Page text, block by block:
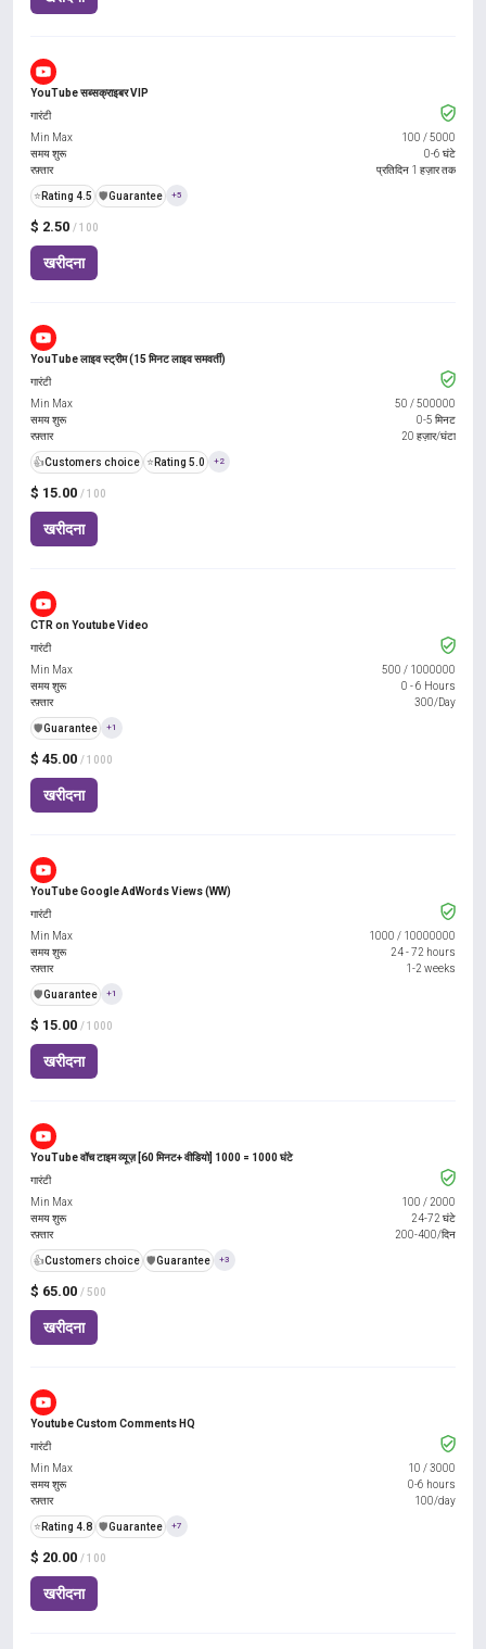
YouTube सब्सक्राइबर VIP
$ 2.50 / 100
खरीदना
गारंटी
Min Max
100 /5000
समय शुरू
0-6 घंटे
रफ़्तार
प्रतिदिन 1 हज़ार तक
⭐ Rating 4.5 ️🛡️Guarantee +5
YouTube लाइव स्ट्रीम (15 मिनट लाइव समवर्ती)
$ 15.00 / 100
खरीदना
गारंटी
Min Max
50 /500000
समय शुरू
0-5 मिनट
रफ़्तार
20 हज़ार/घंटा
👍Customers choice ⭐ Rating 5.0 +2
CTR on Youtube Video
$ 45.00 / 1000
खरीदना
गारंटी
Min Max
500 / 1000000
समय शुरू
0 - 6 Hours
रफ़्तार
300/Day
️🛡️Guarantee +1
YouTube Google AdWords Views (WW)
$ 15.00 / 1000
खरीदना
गारंटी
Min Max
1000 / 10000000
समय शुरू
24 - 72 hours
रफ़्तार
1-2 weeks
️🛡️Guarantee +1
YouTube वॉच टाइम व्यूज़ [60 मिनट+ वीडियो] 1000 = 1000 घंटे
$ 65.00 / 500
खरीदना
गारंटी
Min Max
100 / 2000
समय शुरू
24-72 घंटे
रफ़्तार
200-400/दिन
👍Customers choice ️🛡️Guarantee +3
Youtube Custom Comments HQ
$ 20.00 / 100
खरीदना
गारंटी
Min Max
10 /3000
समय शुरू
0-6 hours
रफ़्तार
100/day
⭐ Rating 4.8 ️🛡️Guarantee +7